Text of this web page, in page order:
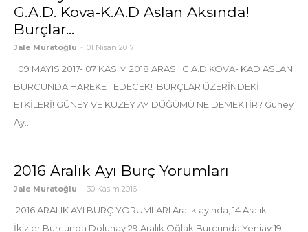
G.A.D. Kova-K.A.D Aslan Aksında!
Burçlar...
Jale Muratoğlu - 01 Nisan 2017
09 MAYIS 2017- 07 KASIM 2018 ARASI G.A.D KOVA- KAD ASLAN
BURCUNDA HAREKET EDECEK! BURÇLAR ÜZERİNDEKİ
ETKİLERİ! GÜNEY VE KUZEY AY DÜĞÜMÜ NE DEMEKTİR? Güney
Ay...
2016 Aralık Ayı Burç Yorumları
Jale Muratoğlu - 30 Kasım 2016
2016 ARALIK AYI BURÇ YORUMLARI Aralık ayında; 14 Aralık
İkizler Burcunda Dolunay 29 Aralık Oğlak Burcunda Yeniay 19